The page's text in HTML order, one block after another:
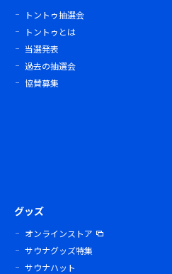
トントゥ抽選会
トントゥとは
当選発表
過去の抽選会
協賛募集
グッズ
オンラインストア
サウナグッズ特集
サウナハット